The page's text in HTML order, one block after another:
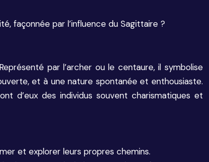
façonnée par l’influence du Sagittaire ?
par l’archer ou le centaure, il symbolise
et à une nature spontanée et enthousiaste.
d’eux des individus souvent charismatiques et
et explorer leurs propres chemins.